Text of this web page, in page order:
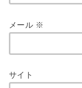
メール ※
サイト